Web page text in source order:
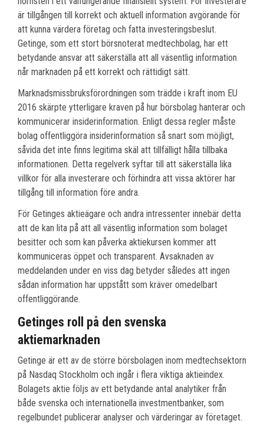
är tillgången till korrekt och aktuell information avgörande för
att kunna värdera företag och fatta investeringsbeslut.
Getinge, som ett stort börsnoterat medtechbolag, har ett
betydande ansvar att säkerställa att all väsentlig information
når marknaden på ett korrekt och rättidigt sätt.
Marknadsmissbruksförordningen som trädde i kraft inom EU
2016 skärpte ytterligare kraven på hur börsbolag hanterar och
kommunicerar insiderinformation. Enligt dessa regler måste
bolag offentliggöra insiderinformation så snart som möjligt,
såvida det inte finns legitima skäl att tillfälligt hålla tillbaka
informationen. Detta regelverk syftar till att säkerställa lika
villkor för alla investerare och förhindra att vissa aktörer har
tillgång till information före andra.
För Getinges aktieägare och andra intressenter innebär detta
att de kan lita på att all väsentlig information som bolaget
besitter och som kan påverka aktiekursen kommer att
kommuniceras öppet och transparent. Avsaknaden av
meddelanden under en viss dag betyder således att ingen
sådan information har uppstått som kräver omedelbart
offentliggörande.
Getinges roll på den svenska
aktiemarknaden
Getinge är ett av de större börsbolagen inom medtechsektorn
på Nasdaq Stockholm och ingår i flera viktiga aktieindex.
Bolagets aktie följs av ett betydande antal analytiker från
både svenska och internationella investmentbanker, som
regelbundet publicerar analyser och värderingar av företaget.